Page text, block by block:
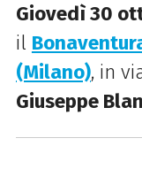
Giovedì 30
il
(Milano), in
Giuseppe